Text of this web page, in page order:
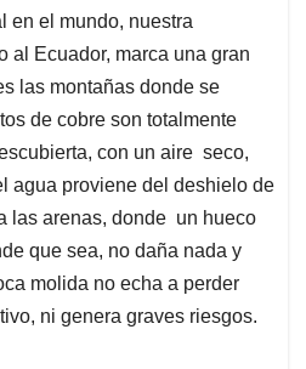
en el mundo, nuestra
al Ecuador, marca una gran
las montañas donde se
de cobre son totalmente
con un aire seco,
agua proviene del deshielo de
las arenas, donde un hueco
que sea, no daña nada y
molida no echa a perder
ni genera graves riesgos.